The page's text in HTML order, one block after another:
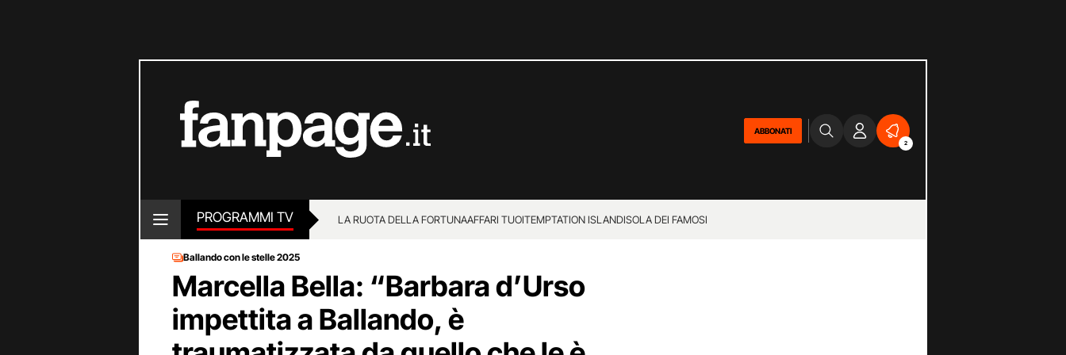
ABBONATI
2
PROGRAMMI TV LA RUOTA DELLA FORTUNAAFFARI TUOITEMPTATION ISLANDISOLA DEI FAMOSI
Ballando con le stelle 2025
Marcella Bella: “Barbara d’Urso
impettita a Ballando, è